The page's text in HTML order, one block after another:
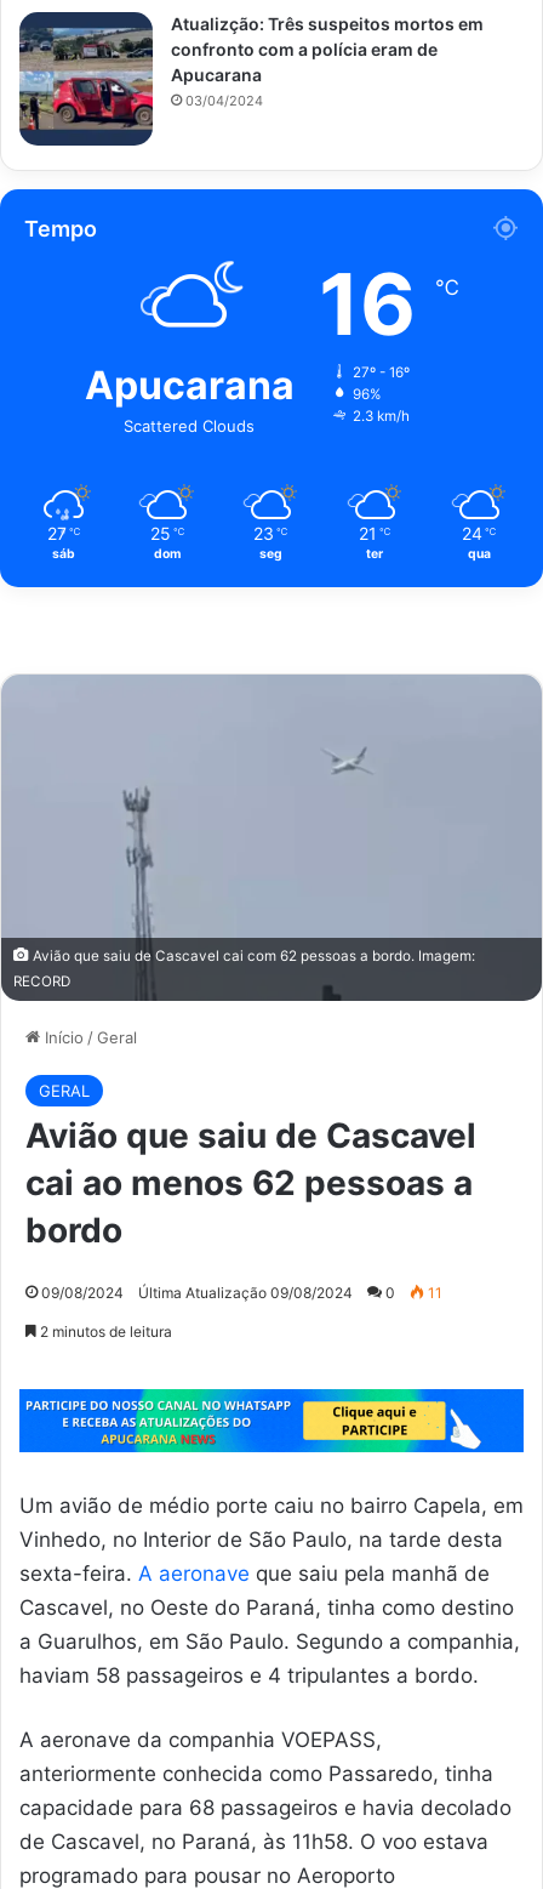
Avião que saiu de Cascavel cai com 62 pessoas a bordo. Imagem:
RECORD
Início /Geral
GERAL
Avião que saiu de Cascavel
cai ao menos 62 pessoas a
bordo
09/08/2024 Última Atualização 09/08/2024 0 11
2 minutos de leitura
Um avião de médio porte caiu no bairro Capela, em
Vinhedo, no Interior de São Paulo, na tarde desta
sexta-feira. A aeronave que saiu pela manhã de
Cascavel, no Oeste do Paraná, tinha como destino
a Guarulhos, em São Paulo. Segundo a companhia,
haviam 58 passageiros e 4 tripulantes a bordo.
A aeronave da companhia VOEPASS,
anteriormente conhecida como Passaredo, tinha
capacidade para 68 passageiros e havia decolado
de Cascavel, no Paraná, às 11h58. O voo estava
programado para pousar no Aeroporto
Atualizção: Três suspeitos mortos em
confronto com a polícia eram de
Apucarana
03/04/2024
Tempo
Apucarana
Scattered Clouds
16 ℃
27º - 16º
96%
2.3 km/h
27 ℃
sáb
25 ℃
dom
23 ℃
seg
21 ℃
ter
24 ℃
qua